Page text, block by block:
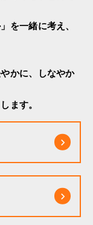
を一緒に考え、
かに、しなやか
ます。
keyboard_arrow_right
keyboard_arrow_right